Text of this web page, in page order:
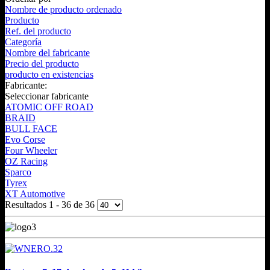
Nombre de producto ordenado
Producto
Ref. del producto
Categoría
Nombre del fabricante
Precio del producto
producto en existencias
Fabricante:
Seleccionar fabricante
ATOMIC OFF ROAD
BRAID
BULL FACE
Evo Corse
Four Wheeler
OZ Racing
Sparco
Tyrex
XT Automotive
Resultados 1 - 36 de 36